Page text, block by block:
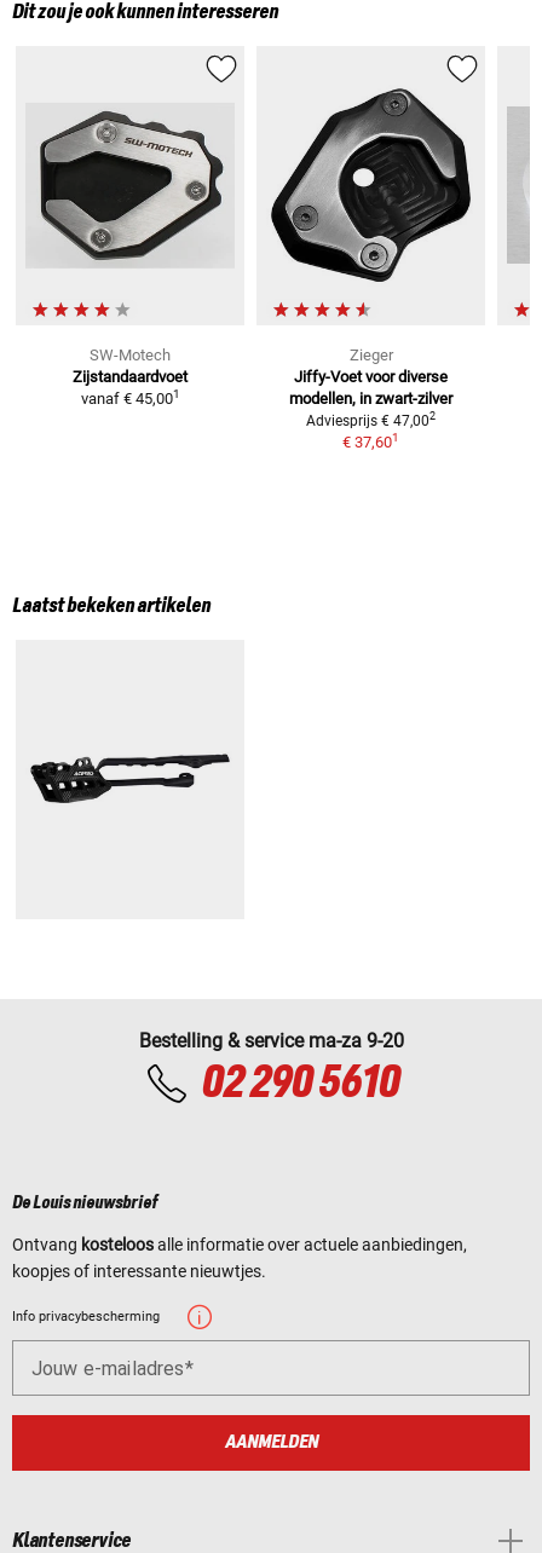
Dit zou je ook kunnen interesseren
SW-Motech
Zijstandaardvoet
vanaf € 45,001
Zieger
Jiffy-Voet voor diverse
modellen, in zwart-zilver
Adviesprijs € 47,002
€ 37,601
Laatst bekeken artikelen
Bestelling & service ma-za 9-20
02 290 5610
De Louis nieuwsbrief
Ontvang kosteloosalle informatie over actuele aanbiedingen,
koopjes of interessante nieuwtjes.
Info privacybescherming
Jouw e-mailadres
AANMELDEN
Klantenservice